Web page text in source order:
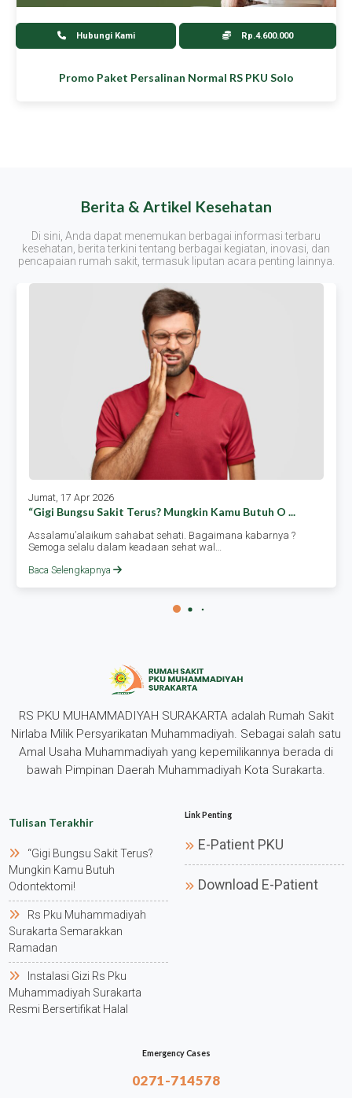
Hubungi Kami Rp.4.600.000
Promo Paket Persalinan Normal RS PKU Solo
Berita & Artikel Kesehatan
Di sini, Anda dapat menemukan berbagai informasi terbaru
kesehatan, berita terkini tentang berbagai kegiatan, inovasi, dan
pencapaian rumah sakit, termasuk liputan acara penting lainnya.
Jumat, 17 Apr 2026
“gigi Bungsu Sakit Terus? Mungkin Kamu Butuh O ...
Assalamu’alaikum sahabat sehati. Bagaimana kabarnya ?
Semoga selalu dalam keadaan sehat wal…
Baca Selengkapnya
RS PKU MUHAMMADIYAH SURAKARTA adalah Rumah Sakit
Nirlaba Milik Persyarikatan Muhammadiyah. Sebagai salah satu
Amal Usaha Muhammadiyah yang kepemilikannya berada di
bawah Pimpinan Daerah Muhammadiyah Kota Surakarta.
Tulisan Terakhir
“gigi Bungsu Sakit Terus?
Mungkin Kamu Butuh
Odontektomi!
Rs Pku Muhammadiyah
Surakarta Semarakkan
Ramadan
Instalasi Gizi Rs Pku
Muhammadiyah Surakarta
Resmi Bersertifikat Halal
Link Penting
E-Patient PKU
Download E-Patient
Emergency Cases
0271-714578